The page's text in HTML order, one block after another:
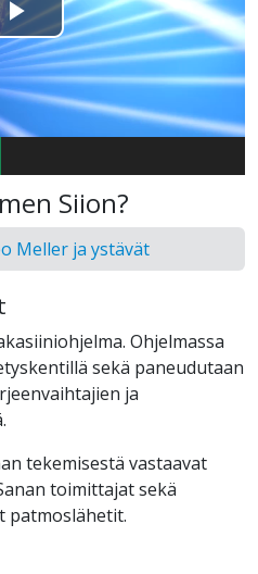
Toista
Video
Siion?
Meller ja ystävät
Ohjelmassa
sekä paneudutaan
ja
tekemisestä vastaavat
toimittajat sekä
patmoslähetit.